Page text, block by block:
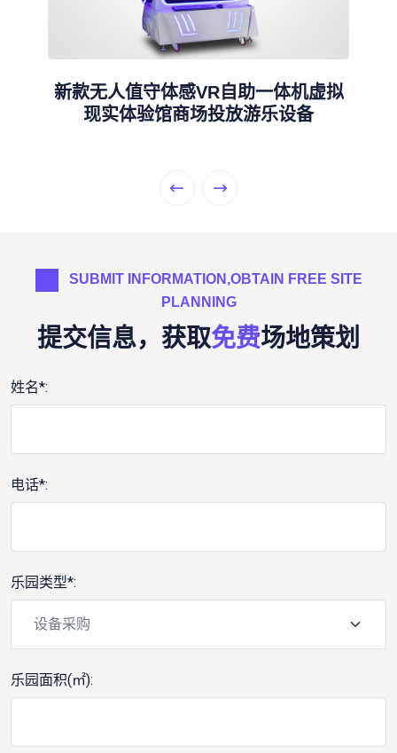
新款无人值守体感VR自助一体机虚拟
现实体验馆商场投放游乐设备
SUBMIT INFORMATION,OBTAIN FREE SITE
PLANNING
提交信息，获取免费场地策划
姓名*:
电话*:
乐园类型*:
乐园面积(㎡):